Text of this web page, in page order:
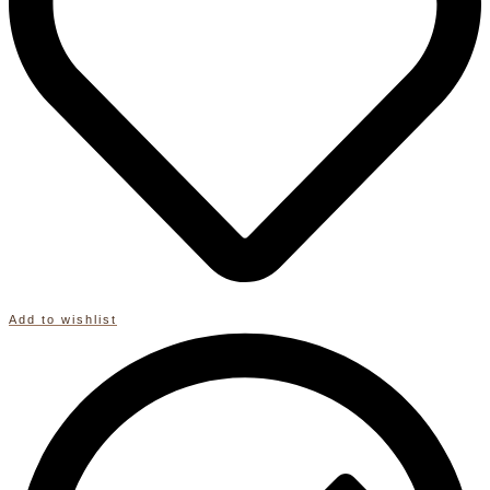
Add to wishlist